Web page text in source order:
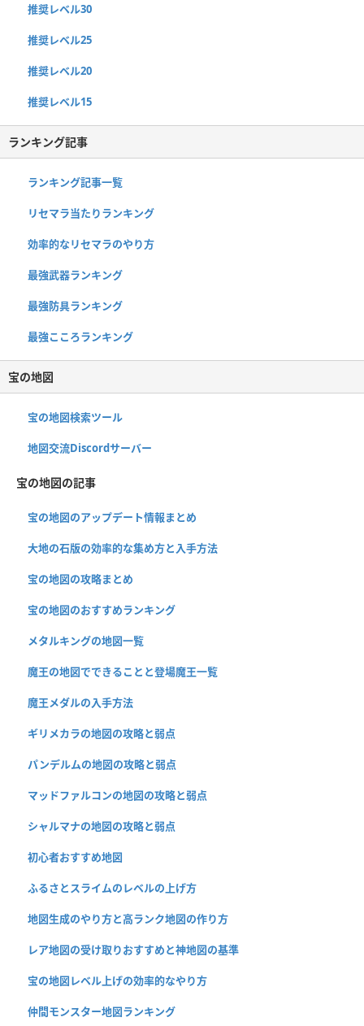
推奨レベル30
推奨レベル25
推奨レベル20
推奨レベル15
ランキング記事
ランキング記事一覧
リセマラ当たりランキング
効率的なリセマラのやり方
最強武器ランキング
最強防具ランキング
最強こころランキング
宝の地図
宝の地図検索ツール
地図交流Discordサーバー
宝の地図の記事
宝の地図のアップデート情報まとめ
大地の石版の効率的な集め方と入手方法
宝の地図の攻略まとめ
宝の地図のおすすめランキング
メタルキングの地図一覧
魔王の地図でできることと登場魔王一覧
魔王メダルの入手方法
ギリメカラの地図の攻略と弱点
パンデルムの地図の攻略と弱点
マッドファルコンの地図の攻略と弱点
シャルマナの地図の攻略と弱点
初心者おすすめ地図
ふるさとスライムのレベルの上げ方
地図生成のやり方と高ランク地図の作り方
レア地図の受け取りおすすめと神地図の基準
宝の地図レベル上げの効率的なやり方
仲間モンスター地図ランキング